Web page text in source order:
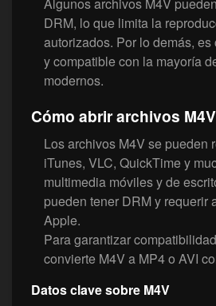
DRM, lo que limita la
autorizados. Por lo demás,
y compatible con la mayoría
modernos.
Cómo abrir archivos M4V
Los archivos M4V se pueden
iTunes, VLC, QuickTime y
multimedia móviles y de
pueden tener DRM y requerir
Apple.
Para garantizar
convierte M4V a MP4 o AVI
Datos clave sobre M4V